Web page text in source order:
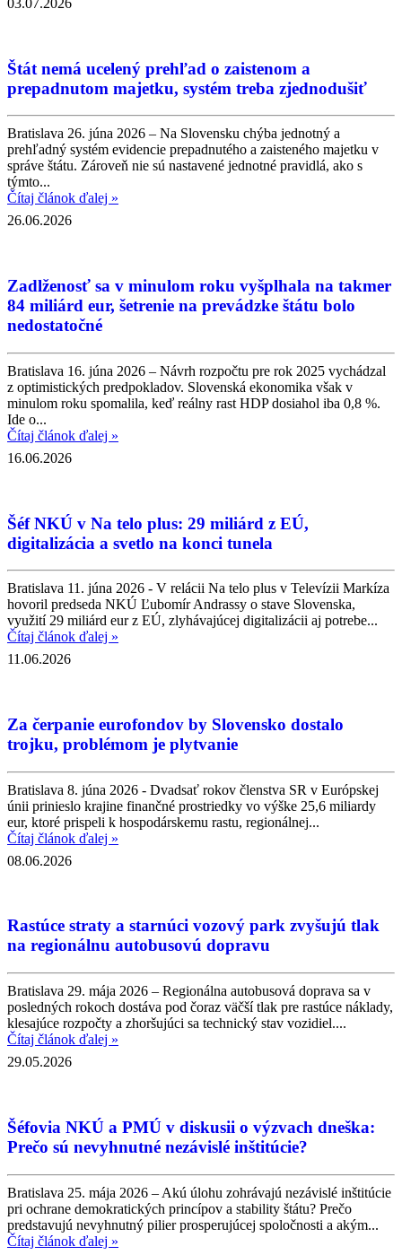
03.07.2026
Štát nemá ucelený prehľad o zaistenom a
prepadnutom majetku, systém treba zjednodušiť
Bratislava 26. júna 2026 – Na Slovensku chýba jednotný a
prehľadný systém evidencie prepadnutého a zaisteného majetku v
správe štátu. Zároveň nie sú nastavené jednotné pravidlá, ako s
týmto...
Čítaj článok ďalej »
26.06.2026
Zadlženosť sa v minulom roku vyšplhala na takmer
84 miliárd eur, šetrenie na prevádzke štátu bolo
nedostatočné
Bratislava 16. júna 2026 – Návrh rozpočtu pre rok 2025 vychádzal
z optimistických predpokladov. Slovenská ekonomika však v
minulom roku spomalila, keď reálny rast HDP dosiahol iba 0,8 %.
Ide o...
Čítaj článok ďalej »
16.06.2026
Šéf NKÚ v Na telo plus: 29 miliárd z EÚ,
digitalizácia a svetlo na konci tunela
Bratislava 11. júna 2026 - V relácii Na telo plus v Televízii Markíza
hovoril predseda NKÚ Ľubomír Andrassy o stave Slovenska,
využití 29 miliárd eur z EÚ, zlyhávajúcej digitalizácii aj potrebe...
Čítaj článok ďalej »
11.06.2026
Za čerpanie eurofondov by Slovensko dostalo
trojku, problémom je plytvanie
Bratislava 8. júna 2026 - Dvadsať rokov členstva SR v Európskej
únii prinieslo krajine finančné prostriedky vo výške 25,6 miliardy
eur, ktoré prispeli k hospodárskemu rastu, regionálnej...
Čítaj článok ďalej »
08.06.2026
Rastúce straty a starnúci vozový park zvyšujú tlak
na regionálnu autobusovú dopravu
Bratislava 29. mája 2026 – Regionálna autobusová doprava sa v
posledných rokoch dostáva pod čoraz väčší tlak pre rastúce náklady,
klesajúce rozpočty a zhoršujúci sa technický stav vozidiel....
Čítaj článok ďalej »
29.05.2026
Šéfovia NKÚ a PMÚ v diskusii o výzvach dneška:
Prečo sú nevyhnutné nezávislé inštitúcie?
Bratislava 25. mája 2026 – Akú úlohu zohrávajú nezávislé inštitúcie
pri ochrane demokratických princípov a stability štátu? Prečo
predstavujú nevyhnutný pilier prosperujúcej spoločnosti a akým...
Čítaj článok ďalej »